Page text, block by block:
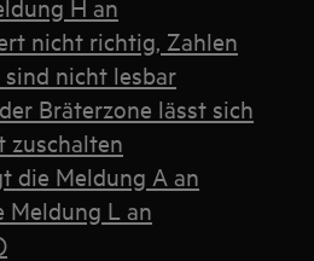
H an
nicht richtig, Zahlen
sind nicht lesbar
Bräterzone lässt sich
zuschalten
die Meldung A an
Meldung L an